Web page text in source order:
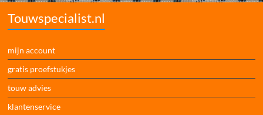
Touwspecialist.nl
mijn account
gratis proefstukjes
touw advies
klantenservice